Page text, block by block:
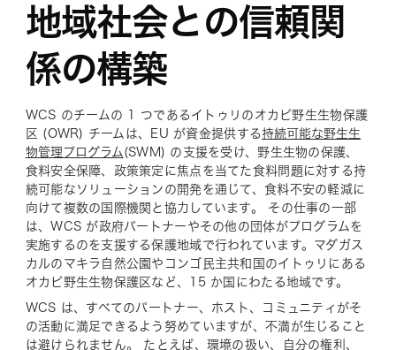
地域社会との信頼関
係の構築
WCS のチームの 1 つであるイトゥリのオカピ野生生物保護
区 (OWR) チームは、EU が資金提供する 持続可能な野生生
物管理プログラム (SWM) の支援を受け、野生生物の保護、
食料安全保障、政策策定に焦点を当てた食料問題に対する持
続可能なソリューションの開発を通じて、食料不安の軽減に
向けて複数の国際機関と協力しています。 その仕事の一部
は、WCS が政府パートナーやその他の団体がプログラムを
実施するのを支援する保護地域で行われています。マダガス
カルのマキラ自然公園やコンゴ民主共和国のイトゥリにある
オカピ野生生物保護区など、15 か国にわたる地域です。
WCS は、すべてのパートナー、ホスト、コミュニティがそ
の活動に満足できるよう努めていますが、不満が生じること
は避けられません。 たとえば、環境の扱い、自分の権利、